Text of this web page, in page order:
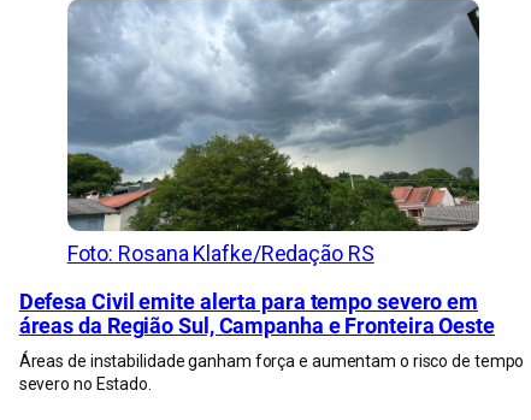
Foto: Rosana Klafke/Redação RS
Defesa Civil emite alerta para tempo severo em
áreas da Região Sul, Campanha e Fronteira Oeste
Áreas de instabilidade ganham força e aumentam o risco de tempo
severo no Estado.